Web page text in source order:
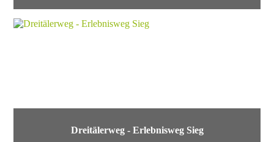
Dreitälerweg - Erlebnisweg Sieg